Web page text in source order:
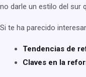
no darle un estilo del sur
Si te ha parecido
Tendencias de
Claves en la